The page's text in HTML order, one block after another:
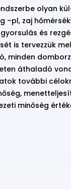
olyan
–pl, zaj
és
is tervezzük
minden
áthaladó
további
minőség